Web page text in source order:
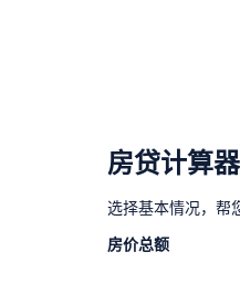
房贷计算器
选择基本情况，帮
房价总额